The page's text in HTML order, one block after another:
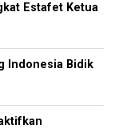
Estafet Ketua
Indonesia Bidik